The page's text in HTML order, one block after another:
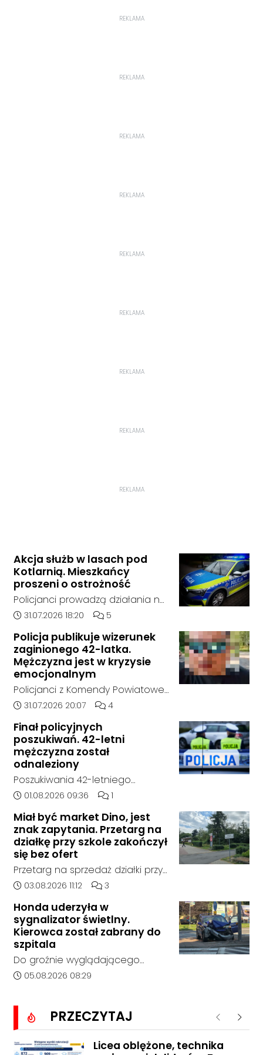
REKLAMA
REKLAMA
REKLAMA
REKLAMA
REKLAMA
REKLAMA
REKLAMA
REKLAMA
REKLAMA
Akcja służb w lasach pod
Kotlarnią. Mieszkańcy
proszeni o ostrożność
Policjanci prowadzą działania na
terenie kompleksów leśnych w
nam się ustalić, funkcjonariusze
poszukują mężczyzny, który może
posiadać niebezpieczne
narzędzie, nieoficjalnie broń i
stanowić zagrożenie dla osób
postronnych.
Data dodania artykułu:
31.07.2026 18:20 Liczba komentarzy artykułu:
5
Policja publikuje wizerunek
zaginionego 42-latka.
Mężczyzna jest w kryzysie
emocjonalnym
Policjanci z Komendy Powiatowej
Policji w Kędzierzynie-Koźlu
który jest w kryzysie
emocjonalnym i może chcieć
targnąć się na swoje życie.
Ostatni raz był widziany 31 lipca
2026 w godzinach
popołudniowych w rejonie
miejscowości w Goszyce. Od
tego momentu nie nawiązał
kontaktu z rodziną.
Data dodania artykułu:
31.07.2026 20:07 Liczba komentarzy artykułu:
4
Finał policyjnych
poszukiwań. 42-letni
mężczyzna został
odnaleziony
Poszukiwania 42-letniego
mężczyzny zostały zakończone.
policja, został on odnaleziony w
sobotę, 1 sierpnia, na terenie
kompleksu leśnego w powiecie
raciborskim, w województwie
śląskim.
Data dodania artykułu:
01.08.2026 09:36 Liczba komentarzy artykułu:
1
Miał być market Dino, jest
znak zapytania. Przetarg na
działkę przy szkole zakończył
się bez ofert
Przetarg na sprzedaż działki przy
Zespole Szkół Technicznych i
Kędzierzynie-Koźlu zakończył się
bez rozstrzygnięcia. Mimo
wcześniejszego zainteresowania
terenem ze strony sieci Dino, do
postępowania nie zgłosił się
żaden oferent.
Data dodania artykułu:
03.08.2026 11:12 Liczba komentarzy artykułu:
3
Honda uderzyła w
sygnalizator świetlny.
Kierowca został zabrany do
szpitala
Do groźnie wyglądającego
zdarzenia drogowego doszło w
godziny 6:30 kierujący
samochodem marki Honda
zjechał z drogi i uderzył w
sygnalizator świetlny.
Data dodania artykułu:
05.08.2026 08:29
PRZECZYTAJ Poprzednie
Licea oblężone, technika